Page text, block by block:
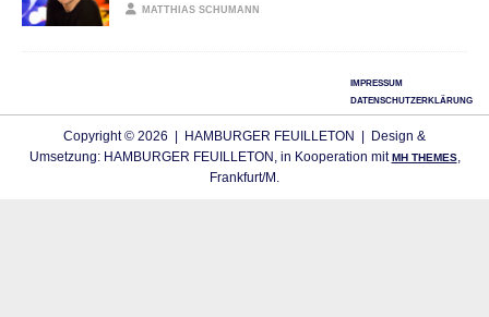
MATTHIAS SCHUMANN
IMPRESSUM
DATENSCHUTZERKLÄRUNG
Copyright © 2026 | HAMBURGER FEUILLETON | Design &
Umsetzung: HAMBURGER FEUILLETON, in Kooperation mitMH THEMES,
Frankfurt/M.